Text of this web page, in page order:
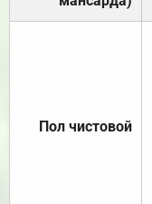
Пол чистовой